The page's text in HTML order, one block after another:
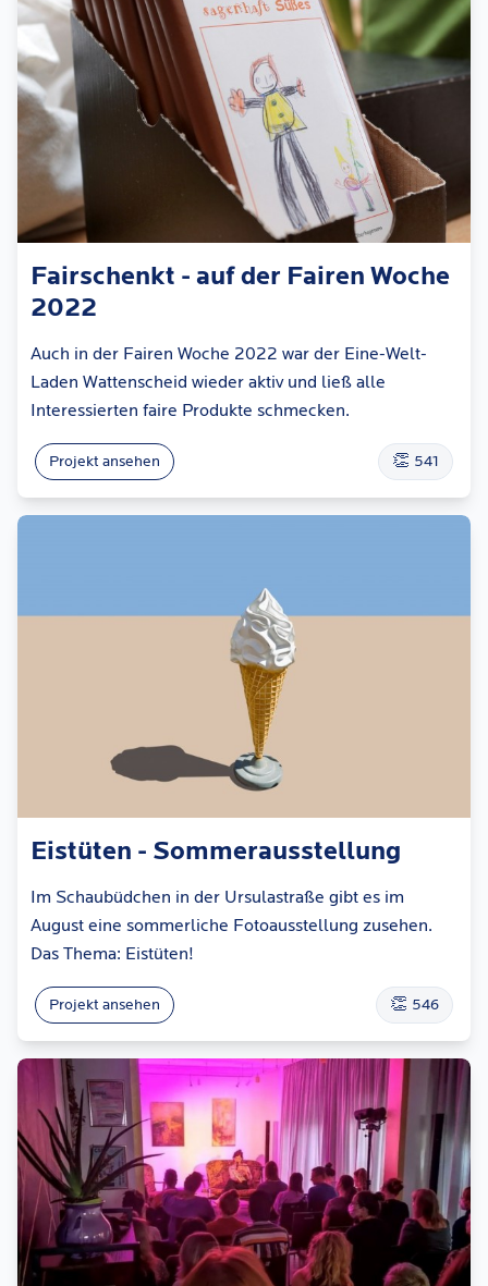
Fairschenkt - auf der Fairen Woche
2022
Auch in der Fairen Woche 2022 war der Eine-Welt-
Laden Wattenscheid wieder aktiv und ließ alle
Interessierten faire Produkte schmecken.
Projekt ansehen 👏 541
Eistüten - Sommerausstellung
Im Schaubüdchen in der Ursulastraße gibt es im
August eine sommerliche Fotoausstellung zusehen.
Das Thema: Eistüten!
Projekt ansehen 👏 546